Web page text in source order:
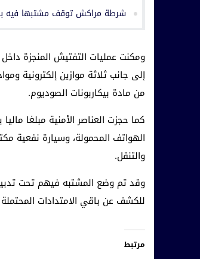
شرطة مراكش توقف مشتبها فيه
إلى جانب ثلاثة موازين إلكترونية
من مادة بيكاربونات الصوديوم.
كما حجزت العناصر الأمنية مبلغا
الهواتف المحمولة، وسيارة نفعية
والتنقل.
وقد تم وضع المشتبه فيهم تحت تدبير
للكشف عن باقي الامتدادات
مرتبط